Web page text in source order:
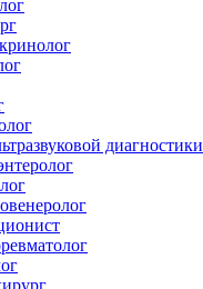
диагностики